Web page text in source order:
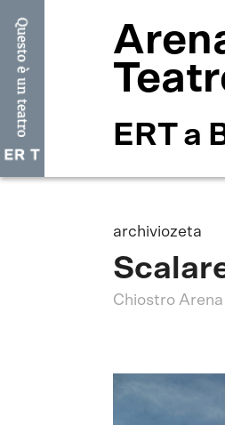
ERT a
archiviozeta
Chiostro Arena